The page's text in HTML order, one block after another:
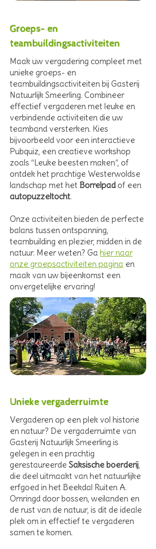
Groeps- en
teambuildingsactiviteiten
​Maak uw vergadering compleet met
unieke groeps- en
teambuildingsactiviteiten bij Gasterij
Natuurlijk Smeerling. Combineer
effectief vergaderen met leuke en
verbindende activiteiten die uw
teamband versterken. Kies
bijvoorbeeld voor een interactieve
Pubquiz, een creatieve workshop
zoals “Leuke beesten maken”, of
ontdek het prachtige Westerwoldse
landschap met het Borrelpadof een
autopuzzeltocht.
Onze activiteiten bieden de perfecte
balans tussen ontspanning,
teambuilding en plezier, midden in de
natuur. Meer weten? Ga hier naar
onze groepsactiviteiten pagina en
maak van uw bijeenkomst een
onvergetelijke ervaring!
Unieke vergaderruimte
Vergaderen op een plek vol historie
en natuur? De vergaderruimte van
Gasterij Natuurlijk Smeerling is
gelegen in een prachtig
gerestaureerde Saksische boerderij,
die deel uitmaakt van het natuurlijke
erfgoed in het Beekdal Ruiten A.
Omringd door bossen, weilanden en
de rust van de natuur, is dit de ideale
plek om in effectief te vergaderen
samen te komen.